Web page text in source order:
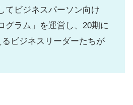
てビジネスパーソン向け
グラム」を運営し、20期に
ビジネスリーダーたちが